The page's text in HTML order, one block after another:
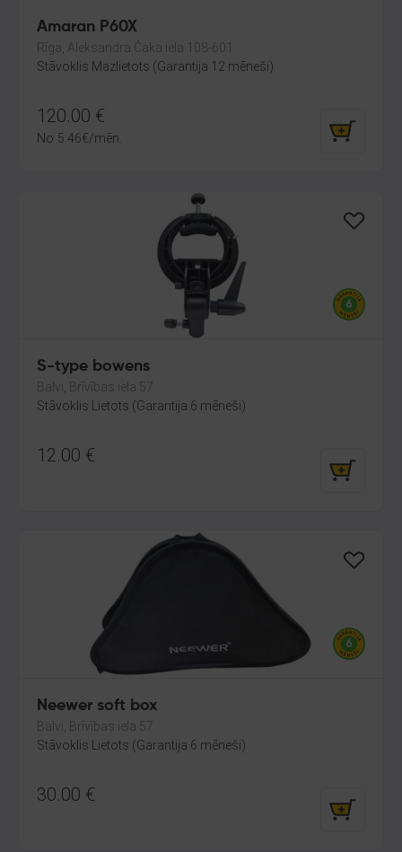
Amaran P60X
Rīga, Aleksandra Čaka iela 108-601
Stāvoklis Mazlietots (Garantija 12 mēneši)
120.00 €
No 5.46€/mēn.
S-type bowens
Balvi, Brīvības iela 57
Stāvoklis Lietots (Garantija 6 mēneši)
12.00 €
Neewer soft box
Balvi, Brīvības iela 57
Stāvoklis Lietots (Garantija 6 mēneši)
30.00 €